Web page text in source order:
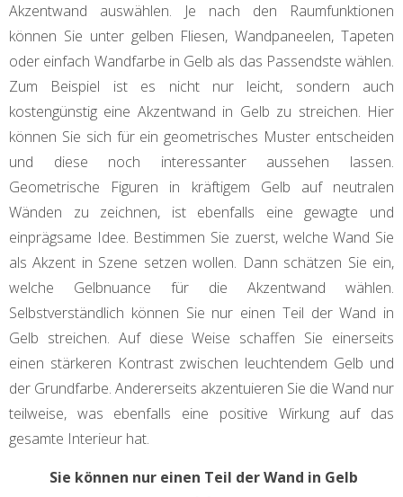
Akzentwand auswählen. Je nach den Raumfunktionen
können Sie unter gelben Fliesen, Wandpaneelen, Tapeten
oder einfach Wandfarbe in Gelb als das Passendste wählen.
Zum Beispiel ist es nicht nur leicht, sondern auch
kostengünstig eine Akzentwand in Gelb zu streichen. Hier
können Sie sich für ein geometrisches Muster entscheiden
und diese noch interessanter aussehen lassen.
Geometrische Figuren in kräftigem Gelb auf neutralen
Wänden zu zeichnen, ist ebenfalls eine gewagte und
einprägsame Idee. Bestimmen Sie zuerst, welche Wand Sie
als Akzent in Szene setzen wollen. Dann schätzen Sie ein,
welche Gelbnuance für die Akzentwand wählen.
Selbstverständlich können Sie nur einen Teil der Wand in
Gelb streichen. Auf diese Weise schaffen Sie einerseits
einen stärkeren Kontrast zwischen leuchtendem Gelb und
der Grundfarbe. Andererseits akzentuieren Sie die Wand nur
teilweise, was ebenfalls eine positive Wirkung auf das
gesamte Interieur hat.
Sie können nur einen Teil der Wand in Gelb